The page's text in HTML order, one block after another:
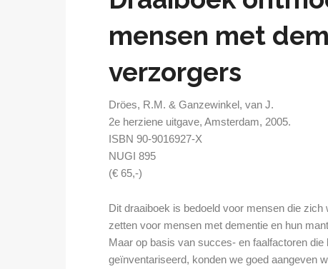
mensen met
verzorgers
Dröes, R.M. & Ganzewinkel, van J.
2e herziene uitgave, Amsterdam, 2005.
ISBN 90-9016927-X
NUGI 895
(€ 65,-)
Dit draaiboek is bedoeld voor mensen die
zetten voor mensen met dementie en hun
Maar op basis van succes- en faalfactoren
geïnventariseerd, konden we goed aangeven